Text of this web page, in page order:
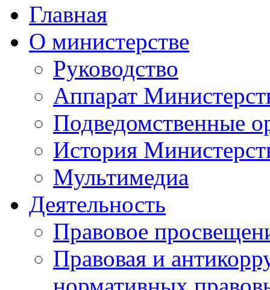
Главная
О министерстве
Руководство
Аппарат
Подведомственные
История
Мультимедиа
Деятельность
Правовое
Правовая и